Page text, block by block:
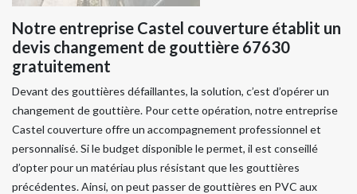
Notre entreprise Castel couverture établit un
devis changement de gouttière 67630
gratuitement
Devant des gouttières défaillantes, la solution, c’est d’opérer un
changement de gouttière. Pour cette opération, notre entreprise
Castel couverture offre un accompagnement professionnel et
personnalisé. Si le budget disponible le permet, il est conseillé
d’opter pour un matériau plus résistant que les gouttières
précédentes. Ainsi, on peut passer de gouttières en PVC aux